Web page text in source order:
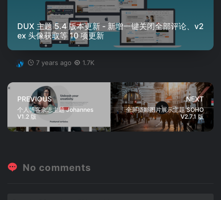
DUX 主题 5.4 版本更新 - 新增一键关闭全部评论、v2
ex 头像获取等 10 项更新
7 years ago 1.7K
PREVIOUS
个人博客杂志主题 Johannes
V1.2 版
NEXT
全屏摄影图片展示主题 SOHO
V2.7.1 版
No comments